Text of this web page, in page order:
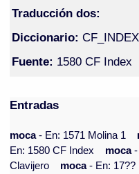
Traducción dos:
Diccionario: CF_INDEX
Fuente: 1580 CF Index
Entradas
moca- En: 1571 Molina 1
En: 1580 CF Index
moca
Clavijero
moca- En: 17??